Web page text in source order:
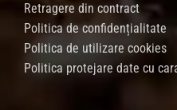
Retragere din contract
Politica de confidențialitate
Politica de utilizare cookies
Politica protejare date cu